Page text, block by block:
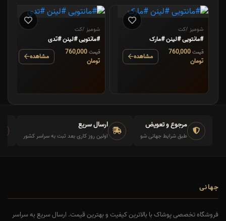
شومیز /کت
#مانتویی #لینن #مارک
قیمت760,000
تومان
مشاهده
شومیز /کت
#مانتویی #لینن #تدی
قیمت 760,000
تومان
مشاهده
مرجوع و تعویض
طبق شرایط جهانی شو
ارسال سریع
اولین روز کاری بعد ثبت به سراسر کشور
جهانی
فروشگاه تخصصی پوشاک با بالاترین کیفیت و بهترین قیمت. ارسال سریع به سراسر